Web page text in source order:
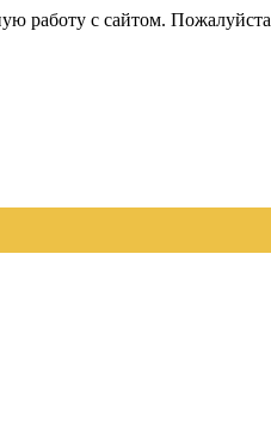
работу с сайтом. Пожалуйста